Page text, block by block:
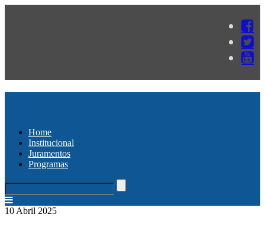
Home
Institucional
Juramentos
Programas
10 Abril 2025